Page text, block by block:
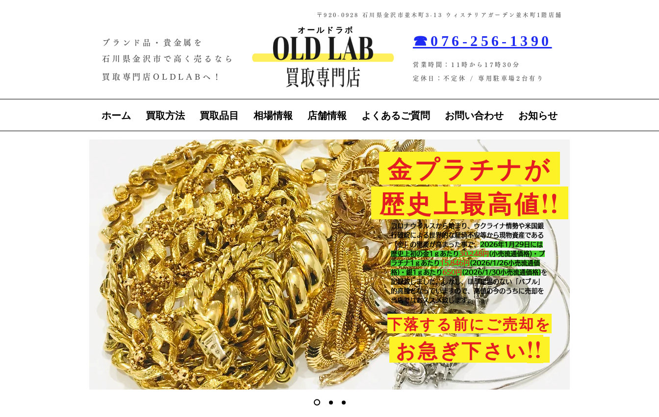
​〒920-0928 石川県金沢市並木町3-13 ウィステリアガーデン並木町1階店舗​
ブランド品・貴金属を
石川県金沢市で高く売るなら
買取専門店OLDLABへ！
オールドラボ
☎076-256-1390
営業時間：11時から17時30分
定休日：不定休 / ​専用駐車場2台有り
ホーム 買取方法 買取品目 相場情報 店舗情報 よくあるご質問 お問い合わせ お知らせ
金プラチナが
歴史上最高値!!
コロナウイルスから始まり、ウクライナ情勢や米国銀
行破綻による世界的な経済不安等から現物資産である
「金」の需要が高まった事で、2026年1月29 日には
歴史上初の金1ｇあたり30,248円 (小売流通価格)・プ
ラチナ1ｇあたり 15,846 円 (2026/1/26小売流通価
格)・銀1ｇあたり 650 円 (2026/1/30小売流通価格)を
記録致しました。​しかし、ほぼ足場のない「バブル」
的高騰となっていますので、高値の今のうちに売却を
当店ではおススメ致します。
下落する前にご売却を
お急ぎ下さい!!